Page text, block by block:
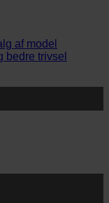
af model
bedre trivsel